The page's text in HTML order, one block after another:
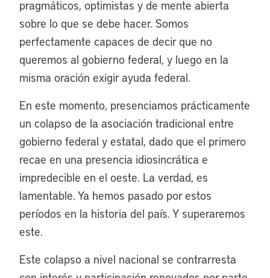
pragmáticos, optimistas y de mente abierta
sobre lo que se debe hacer. Somos
perfectamente capaces de decir que no
queremos al gobierno federal, y luego en la
misma oración exigir ayuda federal.
En este momento, presenciamos prácticamente
un colapso de la asociación tradicional entre
gobierno federal y estatal, dado que el primero
recae en una presencia idiosincrática e
impredecible en el oeste. La verdad, es
lamentable. Ya hemos pasado por estos
períodos en la historia del país. Y superaremos
este.
Este colapso a nivel nacional se contrarresta